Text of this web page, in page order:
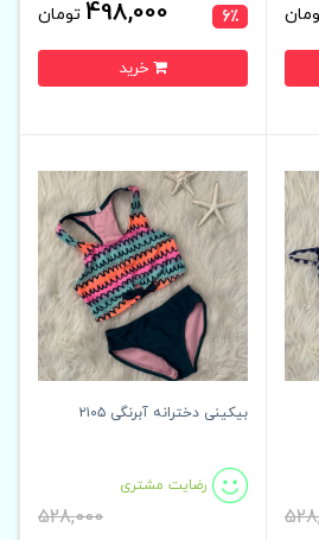
6٪ 498,000 تومان
بیکینی دخترانه آبرنگی ۲۱۰۵
رضایت مشتری
528,000